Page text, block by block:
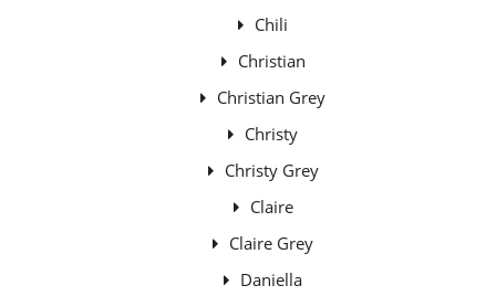
Chili
Christian
Christian Grey
Christy
Christy Grey
Claire
Claire Grey
Daniella